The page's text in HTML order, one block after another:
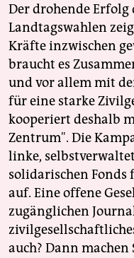
Der drohende Erfolg
Landtagswahlen
Kräfte inzwischen
braucht es
und vor allem mit
für eine starke
kooperiert deshalb
Zentrum". Die
linke,
solidarischen Fonds
auf. Eine offene
zugänglichen
auch? Dann